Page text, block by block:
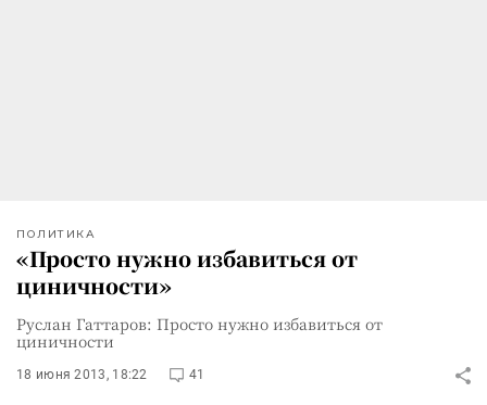
ПОЛИТИКА
«Просто нужно избавиться от
циничности»
Руслан Гаттаров: Просто нужно избавиться от
циничности
18 июня 2013, 18:22 41